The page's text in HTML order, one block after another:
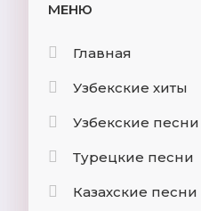
МЕНЮ
Главная
Узбекские хиты
Узбекские песни
Турецкие песни
Казахские песни